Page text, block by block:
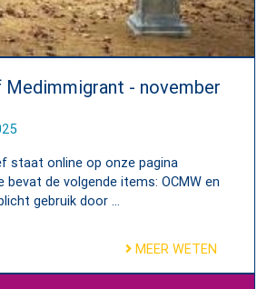
Medimmigrant - november
staat online op onze pagina
bevat de volgende items: OCMW en
gebruik door ...
MEER WETEN